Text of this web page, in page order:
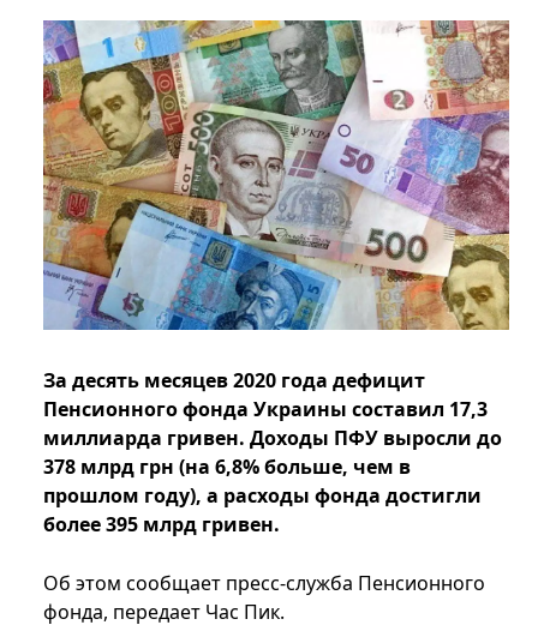
За десять месяцев 2020 года дефицит
Пенсионного фонда Украины составил 17,3
миллиарда гривен. Доходы ПФУ выросли до
378 млрд грн (на 6,8% больше, чем в
прошлом году), а расходы фонда достигли
более 395 млрд гривен.
Об этом сообщает пресс-служба Пенсионного
фонда, передает Час Пик.